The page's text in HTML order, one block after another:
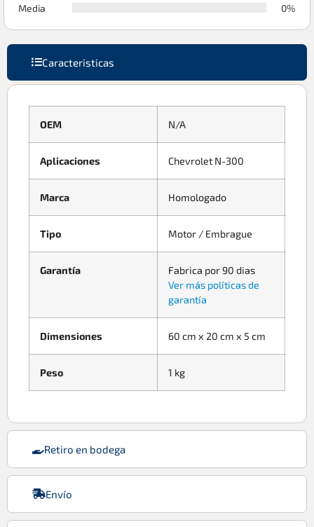
Media
0%
Caracteristicas
Retiro en bodega
Envío
OEM N/A
Aplicaciones Chevrolet N-300
Marca Homologado
Tipo Motor / Embrague
Garantía
Fabrica por 90 dias
Ver más políticas de
garantía
Dimensiones 60 cm x 20 cm x 5 cm
Peso 1 kg